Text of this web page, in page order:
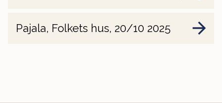
Pajala, Folkets hus, 20/10 2025